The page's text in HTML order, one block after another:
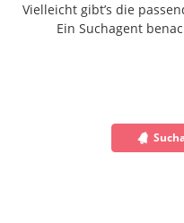
Vielleicht gibt’s die
Ein Suchagent